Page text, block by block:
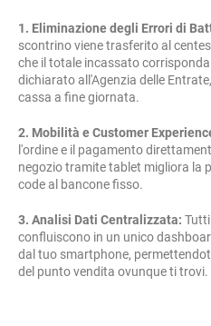
1. Eliminazione degli Errori di
scontrino viene trasferito al
che il totale incassato
dichiarato all'Agenzia delle
cassa a fine giornata.
2. Mobilità e Customer
l'ordine e il pagamento
negozio tramite tablet migliora la
code al bancone fisso.
3. Analisi Dati Centralizzata:
confluiscono in un unico
dal tuo smartphone,
del punto vendita ovunque ti trovi.